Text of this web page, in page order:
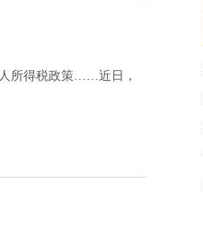
所得税政策……近日，